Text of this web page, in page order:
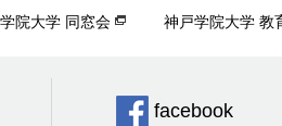
院大学 同窓会 神戸学院大学 教
facebook